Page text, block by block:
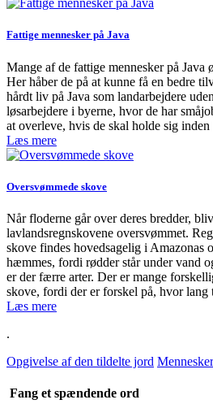
Fattige mennesker på Java
Mange af de fattige mennesker på Java
Her håber de på at kunne få en bedre
hårdt liv på Java som landarbejdere
løsarbejdere i byerne, hvor de har
at overleve, hvis de skal holde sig
Læs mere
Oversvømmede skove
Når floderne går over deres bredder,
lavlandsregnskovene oversvømmet.
skove findes hovedsagelig i Amazonas
hæmmes, fordi rødder står under vand
er der færre arter. Der er mange
skove, fordi der er forskel på, hvor
Læs mere
.
Opgivelse af den tildelte jord
Fang et spændende ord